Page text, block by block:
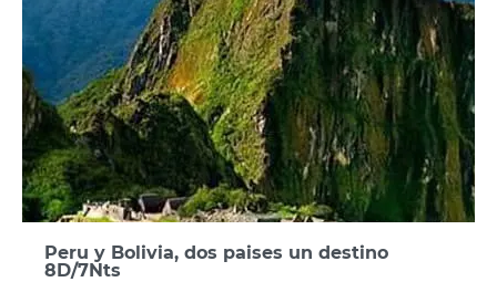
Peru y Bolivia, dos paises un destino
8D/7Nts